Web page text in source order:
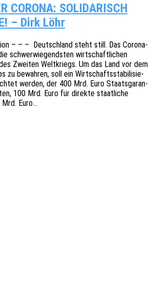
CORONA: SOLIDARISCH
– Dirk Löhr
– – – Deutsch­land steht still. Das Corona-
schwer­wie­gends­ten wirt­schaft­li­chen
Zwei­ten Welt­kriegs. Um das Land vor dem
zu bewah­ren, soll ein Wirt­schafts­sta­bi­li­sie­
werden, der 400 Mrd. Euro Staats­ga­ran­
100 Mrd. Euro für direk­te staat­li­che
Euro…